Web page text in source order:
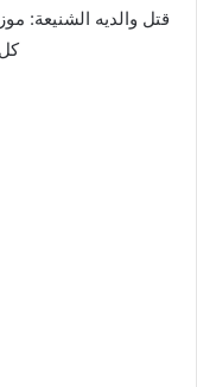
قتل والديه الشنيعة: